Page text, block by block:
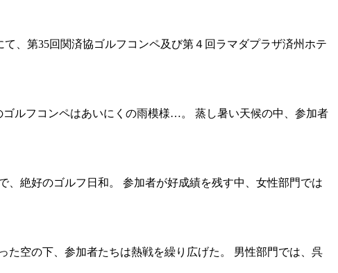
、第35回関済協ゴルフコンペ及び第４回ラマダプラザ済州ホテ
ルフコンペはあいにくの雨模様…。 蒸し暑い天候の中、参加者
、絶好のゴルフ日和。 参加者が好成績を残す中、女性部門では
た空の下、参加者たちは熱戦を繰り広げた。 男性部門では、呉